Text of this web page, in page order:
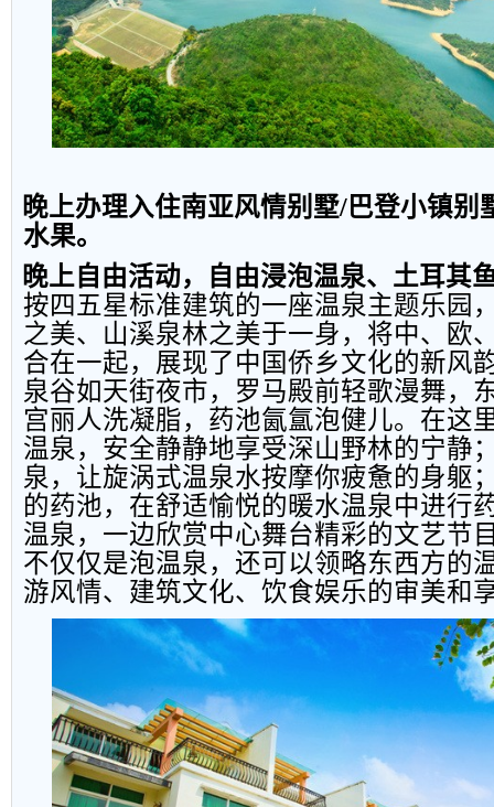
晚上办理入住南亚风情别墅/巴登小镇别
水果。
晚上自由活动，自由浸泡温泉、土耳其
按四五星标准建筑的一座温泉主题乐园
之美、山溪泉林之美于一身，将中、欧
合在一起，展现了中国侨乡文化的新风
泉谷如天街夜市，罗马殿前轻歌漫舞，
宫丽人洗凝脂，药池氤氲泡健儿。在这
温泉，安全静静地享受深山野林的宁静
泉，让旋涡式温泉水按摩你疲惫的身躯
的药池，在舒适愉悦的暖水温泉中进行
温泉，一边欣赏中心舞台精彩的文艺节
不仅仅是泡温泉，还可以领略东西方的
游风情、建筑文化、饮食娱乐的审美和